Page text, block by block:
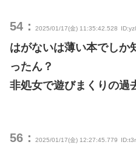
54： 2025/01/17(金) 11:35:42.528
はがないは薄い本でしか
ったん？
非処女で遊びまくりの過
56： 2025/01/17(金) 12:27:45.779